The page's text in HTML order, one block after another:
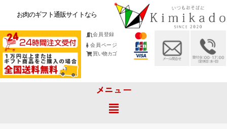
お肉のギフト通販サイトなら
会員登録
会員ページ
買い物カゴ
メニュー